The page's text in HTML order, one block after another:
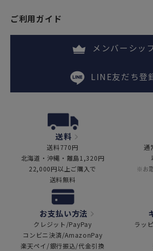
ご利用ガイド
メンバーシッ
LINE友だち登
送料
送料770円
北海道・沖縄・離島1,320円
22,000円以上ご購入で
送料無料
通
※お
お支払い方法
クレジット/PayPay
コンビニ決済/AmazonPay
楽天ペイ/銀行振込/代金引換
ラッ